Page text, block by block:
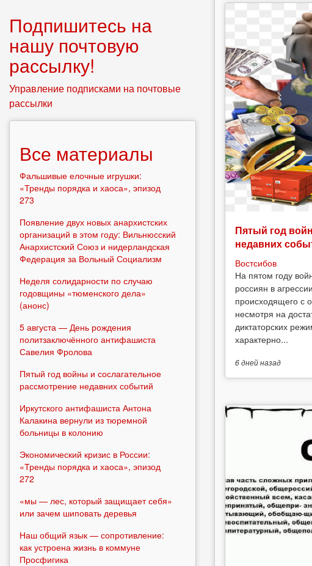
Пятый год
недавних
Востсибов
На пятом году
россиян в
происходящего с
несмотря на
диктаторских
характерно...
6 днейназад
Подпишитесь на
нашу почтовую
рассылку!
Управление подписками на почтовые
рассылки
Все материалы
Фальшивые елочные игрушки:
«Тренды порядка и хаоса», эпизод
273
Появление двух новых анархистских
организаций в этом году: Вильнюсский
Анархистский Союз и нидерландская
Федерация за Вольный Социализм
Неделя солидарности по случаю
годовщины «тюменского дела»
(анонс)
5 августа — День рождения
политзаключённого антифашиста
Савелия Фролова
Пятый год войны и сослагательное
рассмотрение недавних событий
Иркутского антифашиста Антона
Калакина вернули из тюремной
больницы в колонию
Экономический кризис в России:
«Тренды порядка и хаоса», эпизод
272
«мы — лес, который защищает себя»
или зачем шиповать деревья
Наш общий язык — сопротивление:
как устроена жизнь в коммуне
Просфигика